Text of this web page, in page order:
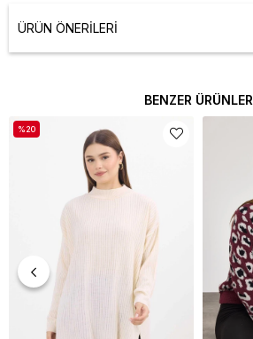
ÜRÜN ÖNERILERI
BENZER ÜRÜNLER
%20